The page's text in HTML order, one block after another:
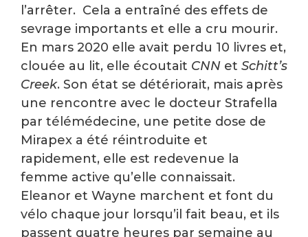
l’arrêter. Cela a entraîné des effets de
sevrage importants et elle a cru mourir.
En mars 2020 elle avait perdu 10 livres et,
clouée au lit, elle écoutait CNN et Schitt’s
Creek. Son état se détériorait, mais après
une rencontre avec le docteur Strafella
par télémédecine, une petite dose de
Mirapex a été réintroduite et
rapidement, elle est redevenue la
femme active qu’elle connaissait.
Eleanor et Wayne marchent et font du
vélo chaque jour lorsqu’il fait beau, et ils
passent quatre heures par semaine au